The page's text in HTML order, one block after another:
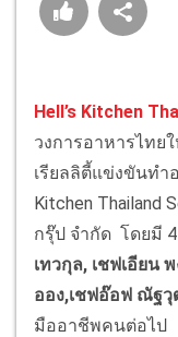
Hell’s Kitchen
วงการอาหารไทย
เรียลลิตี้แข่งขันทำ
Kitchen Thailand
กรุ๊ป จำกัด โดยมี
เทวกุล, เชฟเอียน
ออง,เชฟอ๊อฟ ณัฐ
มืออาชีพคนต่อไป